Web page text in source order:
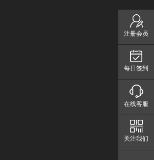
注册会员
每日签到
在线客服
关注我们